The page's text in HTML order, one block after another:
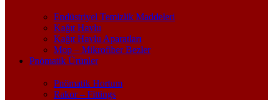
Endüstriyel Temizlik Maddeleri
Kağıt Havlu
Kağıt Havlu Aparatları
Mop – Mikrofiber Bezler
Pnömatik Ürünler
Pnömatik Hortum
Rakor – Fittings